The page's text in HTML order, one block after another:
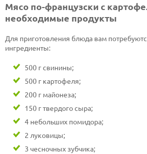
Мясо по-французски с
необходимые продукты
Для приготовления блюда вам
ингредиенты:
500 г свинины;
500 г картофеля;
200 г майонеза;
150 г твердого сыра;
4 небольших помидора;
2 луковицы;
3 чесночных зубчика;